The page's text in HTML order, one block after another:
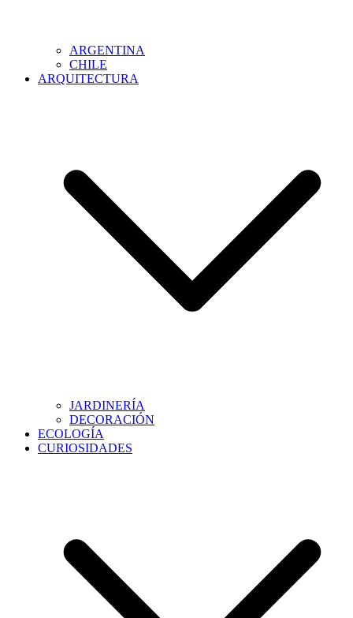
ARGENTINA
CHILE
ARQUITECTURA
JARDINERÍA
DECORACIÓN
ECOLOGÍA
CURIOSIDADES